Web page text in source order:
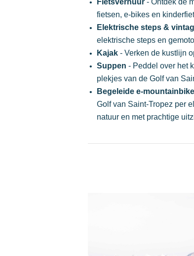
Exotisch Vrolijk
Fietsverhuur - Ontdek de
fietsen, e-bikes en
Elektrische steps &
elektrische steps en
Kajak- Verken de kustlijn
Suppen - Peddel over het
plekjes van de Golf van
Begeleide e-
Golf van Saint-Tropez per
natuur en met prachtige